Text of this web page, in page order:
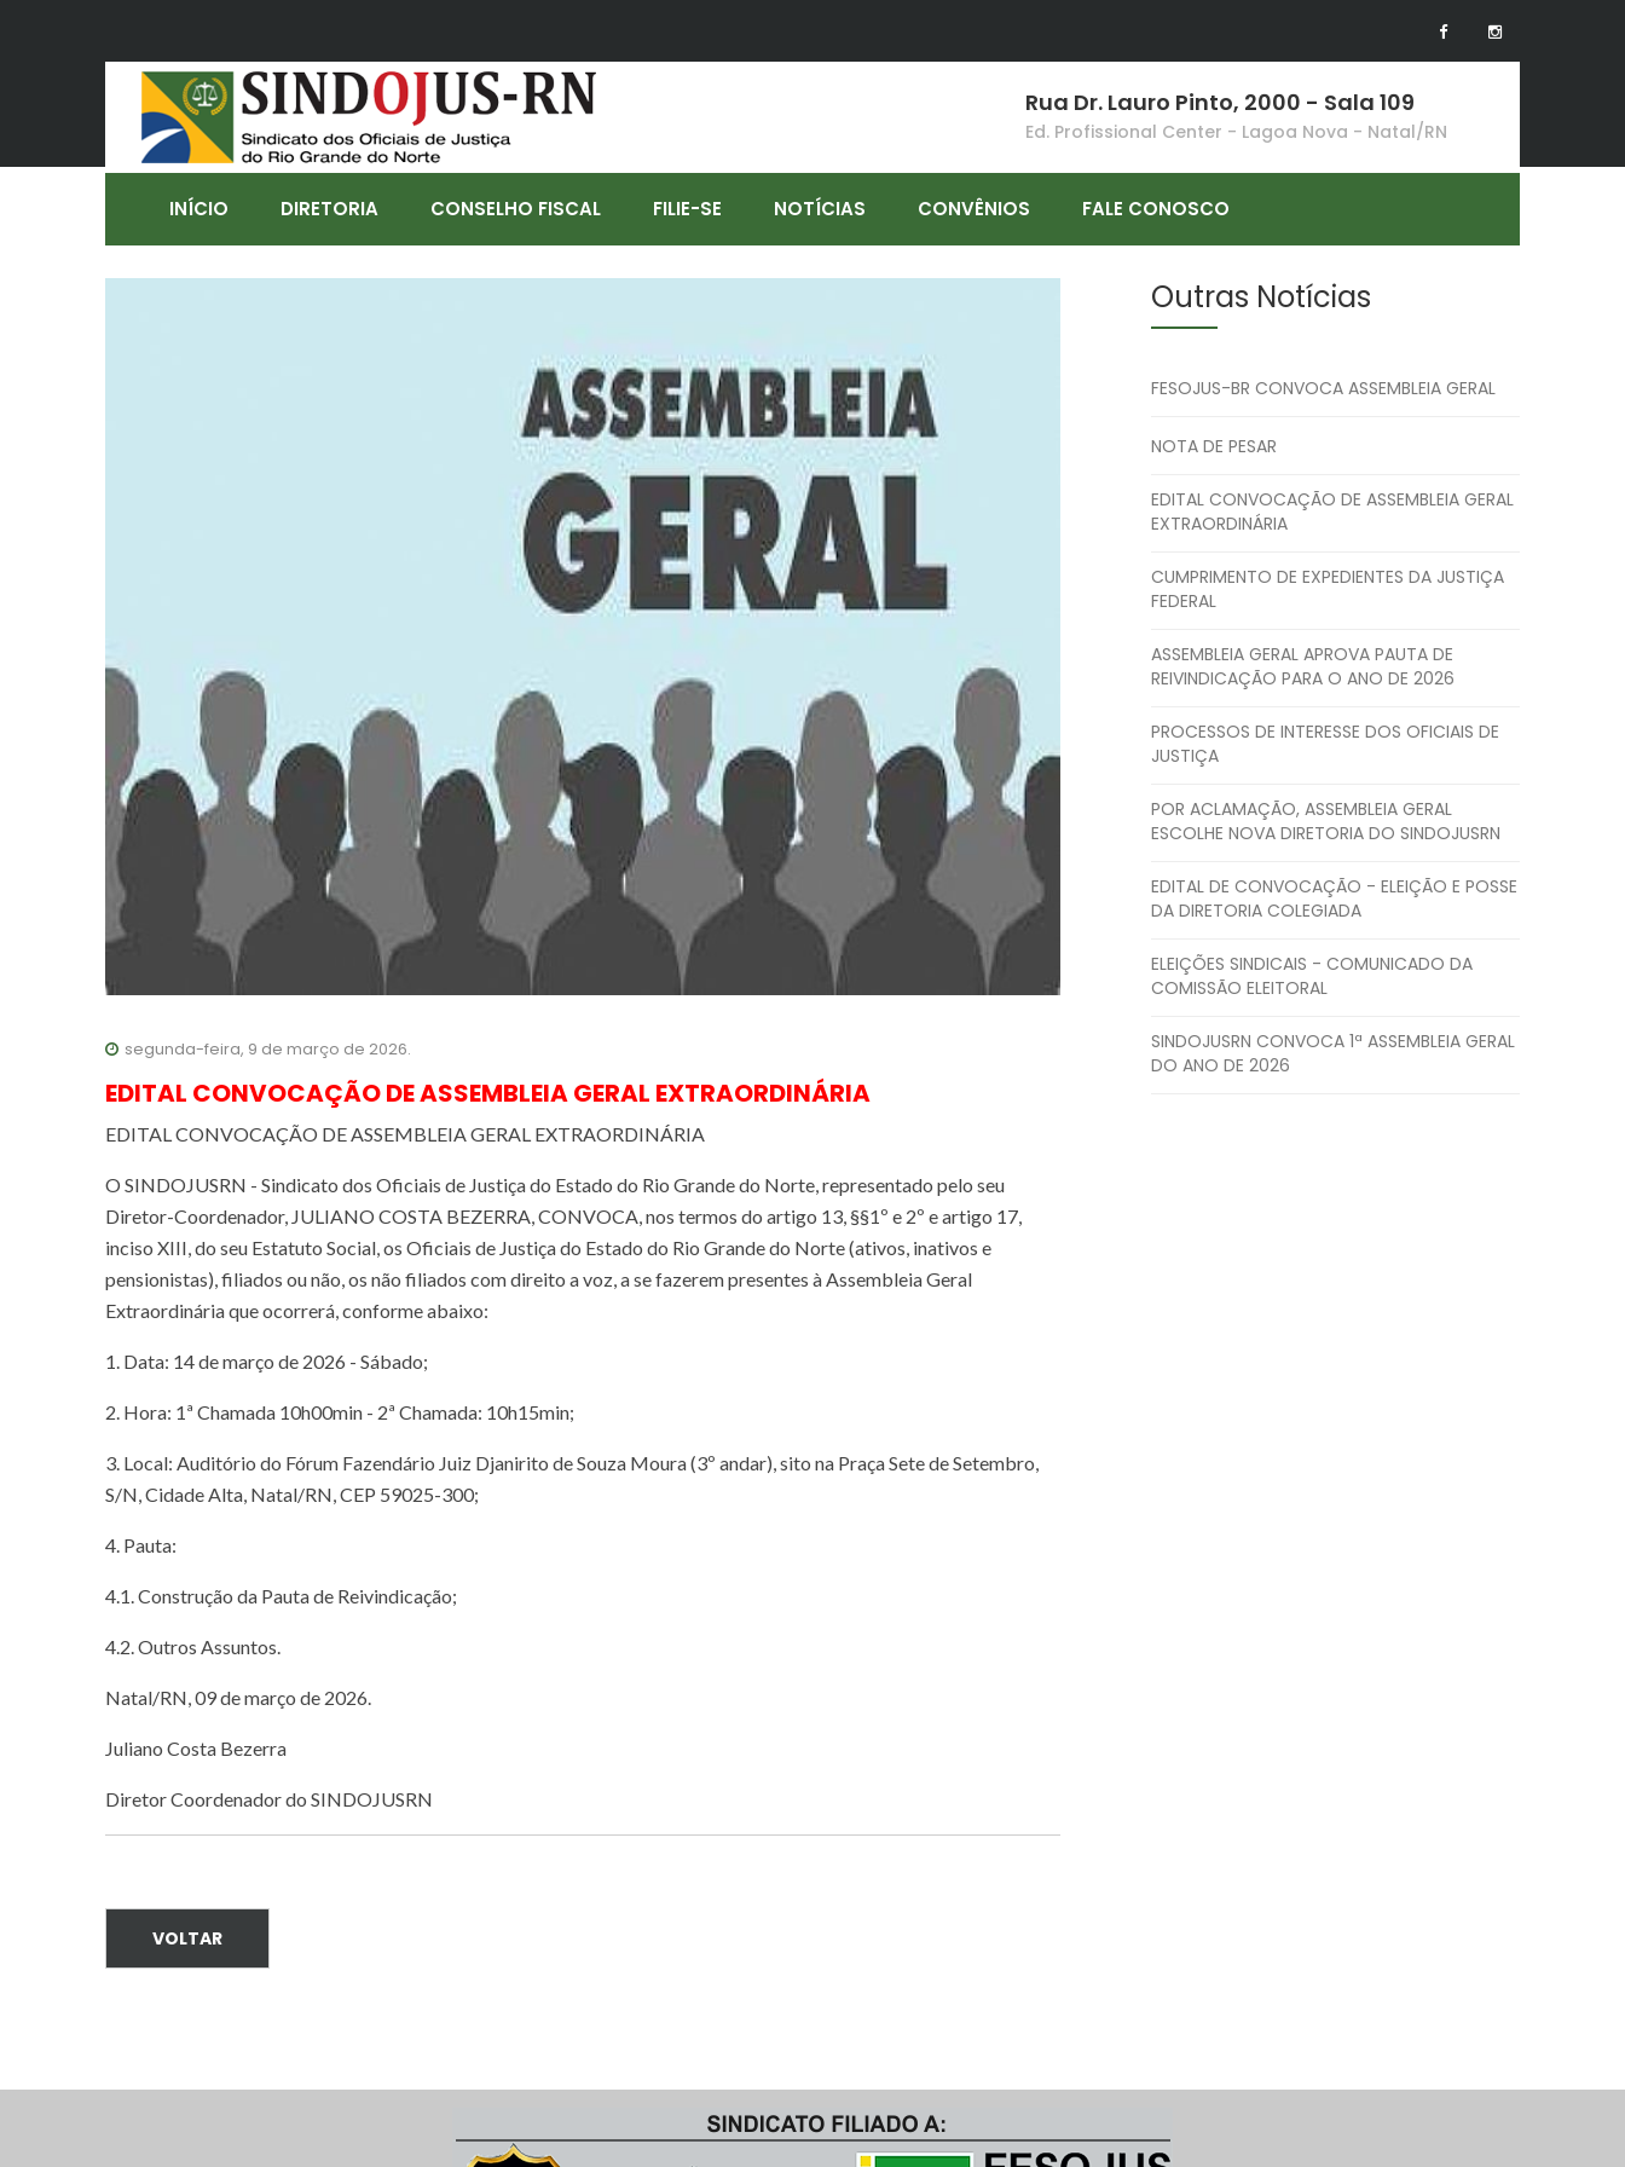
Rua Dr. Lauro Pinto, 2000 - Sala 109
Ed. Profissional Center - Lagoa Nova - Natal/RN
INÍCIO DIRETORIA CONSELHO FISCAL FILIE-SE NOTÍCIAS CONVÊNIOS FALE CONOSCO
segunda-feira, 9 de março de 2026.
EDITAL CONVOCAÇÃO DE ASSEMBLEIA GERAL EXTRAORDINÁRIA
EDITAL CONVOCAÇÃO DE ASSEMBLEIA GERAL EXTRAORDINÁRIA
O SINDOJUSRN - Sindicato dos Oficiais de Justiça do Estado do Rio Grande do Norte, representado pelo seu
Diretor-Coordenador, JULIANO COSTA BEZERRA, CONVOCA, nos termos do artigo 13, §§1º e 2º e artigo 17,
inciso XIII, do seu Estatuto Social, os Oficiais de Justiça do Estado do Rio Grande do Norte (ativos, inativos e
pensionistas), filiados ou não, os não filiados com direito a voz, a se fazerem presentes à Assembleia Geral
Extraordinária que ocorrerá, conforme abaixo:
1. Data: 14 de março de 2026 - Sábado;
2. Hora: 1ª Chamada 10h00min - 2ª Chamada: 10h15min;
3. Local: Auditório do Fórum Fazendário Juiz Djanirito de Souza Moura (3º andar), sito na Praça Sete de Setembro,
S/N, Cidade Alta, Natal/RN, CEP 59025-300;
4. Pauta:
4.1. Construção da Pauta de Reivindicação;
4.2. Outros Assuntos.
Natal/RN, 09 de março de 2026.
Juliano Costa Bezerra
Diretor Coordenador do SINDOJUSRN
VOLTAR
Outras Notícias
FESOJUS-BR CONVOCA ASSEMBLEIA GERAL
NOTA DE PESAR
EDITAL CONVOCAÇÃO DE ASSEMBLEIA GERAL
EXTRAORDINÁRIA
CUMPRIMENTO DE EXPEDIENTES DA JUSTIÇA
FEDERAL
ASSEMBLEIA GERAL APROVA PAUTA DE
REIVINDICAÇÃO PARA O ANO DE 2026
PROCESSOS DE INTERESSE DOS OFICIAIS DE
JUSTIÇA
POR ACLAMAÇÃO, ASSEMBLEIA GERAL
ESCOLHE NOVA DIRETORIA DO SINDOJUSRN
EDITAL DE CONVOCAÇÃO - ELEIÇÃO E POSSE
DA DIRETORIA COLEGIADA
ELEIÇÕES SINDICAIS - COMUNICADO DA
COMISSÃO ELEITORAL
SINDOJUSRN CONVOCA 1ª ASSEMBLEIA GERAL
DO ANO DE 2026